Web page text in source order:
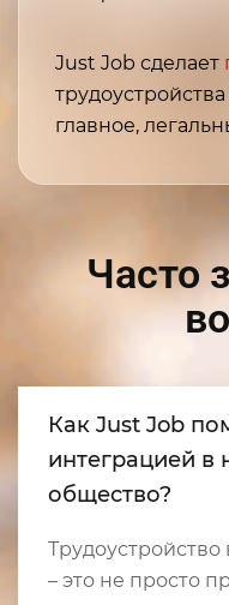
Just Job сделает
главное,
Часто
Как Just Job
интеграцией в
общество?
– это не просто